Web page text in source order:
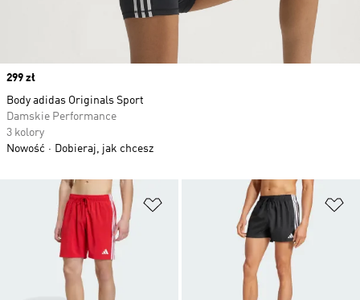
Dodaj do listy życzeń
Price
299 zł
Body adidas Originals Sport
Damskie Performance
3 kolory
Nowość
Dobieraj, jak chcesz